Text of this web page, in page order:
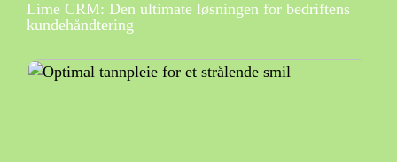
Lime CRM: Den ultimate løsningen for bedriftens
kundehåndtering